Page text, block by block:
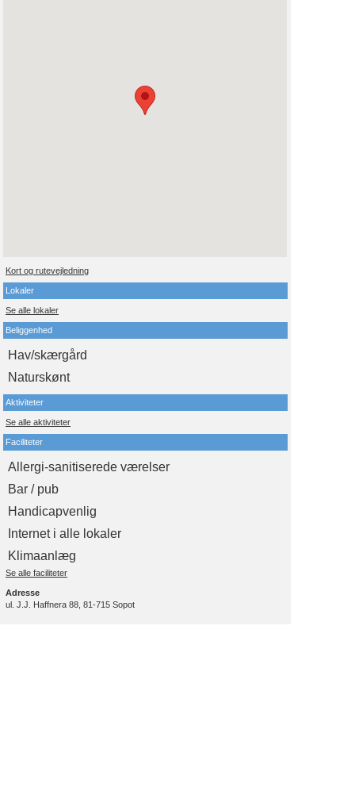
Kort og rutevejledning
Lokaler
Se alle lokaler
Beliggenhed
Hav/skærgård
Naturskønt
Aktiviteter
Se alle aktiviteter
Faciliteter
Allergi-sanitiserede værelser
Bar / pub
Handicapvenlig
Internet i alle lokaler
Klimaanlæg
Se alle faciliteter
Adresse
ul. J.J. Haffnera 88, 81-715 Sopot